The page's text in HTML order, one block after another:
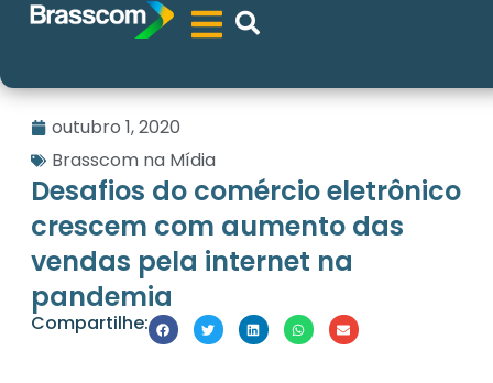
outubro 1, 2020
Brasscom na Mídia
Desafios do comércio eletrônico
crescem com aumento das
vendas pela internet na
pandemia
Compartilhe: